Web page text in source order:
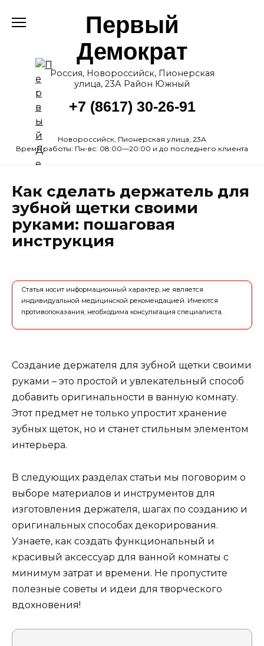
Первый
Демократ
Россия, Новороссийск, Пионерская
улица, 23А Район Южный
+7 (8617) 30-26-91
Новороссийск, Пионерская улица, 23А
Время работы: Пн-вс: 08:00—20:00 и до последнего клиента
Как сделать держатель для
зубной щетки своими
руками: пошаговая
инструкция
Статья носит информационный характер, не является
индивидуальной медицинской рекомендацией. Имеются
противопоказания, необходима консультация специалиста.
Создание держателя для зубной щетки своими
руками – это простой и увлекательный способ
добавить оригинальности в ванную комнату.
Этот предмет не только упростит хранение
зубных щеток, но и станет стильным элементом
интерьера.
В следующих разделах статьи мы поговорим о
выборе материалов и инструментов для
изготовления держателя, шагах по созданию и
оригинальных способах декорирования.
Узнаете, как создать функциональный и
красивый аксессуар для ванной комнаты с
минимум затрат и времени. Не пропустите
полезные советы и идеи для творческого
вдохновения!